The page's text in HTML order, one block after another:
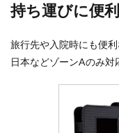
持ち運びに便
旅行先や入院時にも便
日本などゾーンAのみ対